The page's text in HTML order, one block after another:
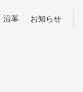
沿革 お知らせ